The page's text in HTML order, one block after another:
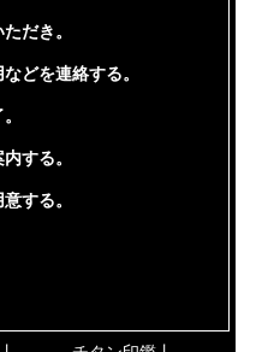
だき。
どを連絡する。
する。
する。